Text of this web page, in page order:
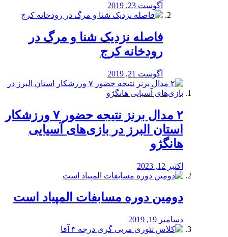
آگوست 23, 2019
️فاصله نزدیک شنا و مرگ در
رودخانه کرج
آگوست 21, 2019
۲ مدال برنز نتیجه حضور ۷ ورزشکار
استان البرز در بازی‌های آسیایی
هانگژو
اکتبر 12, 2023
دومین دوره مسابفات المپیاد است
دسامبر 19, 2019